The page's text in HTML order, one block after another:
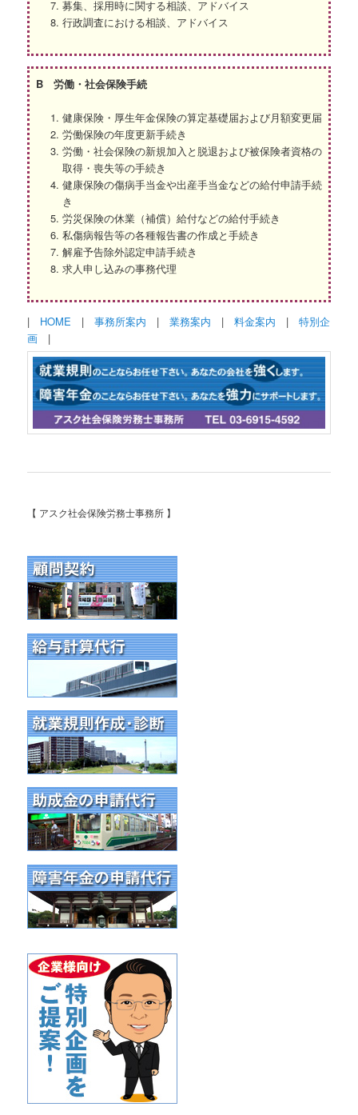
募集、採用時に関する相談、アドバイス
行政調査における相談、アドバイス
B 労働・社会保険手続
健康保険・厚生年金保険の算定基礎届および月額変更届
労働保険の年度更新手続き
労働・社会保険の新規加入と脱退および被保険者資格の
取得・喪失等の手続き
健康保険の傷病手当金や出産手当金などの給付申請手続
き
労災保険の休業（補償）給付などの給付手続き
私傷病報告等の各種報告書の作成と手続き
解雇予告除外認定申請手続き
求人申し込みの事務代理
| HOME |事務所案内 |業務案内 |料金案内 |特別企
画 |
【 アスク社会保険労務士事務所 】